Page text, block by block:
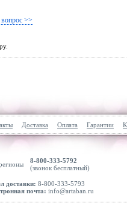
вопрос >>
Доставка Оплата Гарантии
8-800-333-5792
(звонок бесплатный)
доставки: 8-800-333-5793
почта: info@artaban.ru